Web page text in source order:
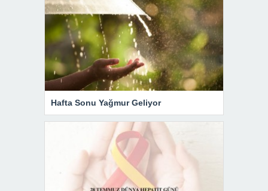
Hafta Sonu Yağmur Geliyor